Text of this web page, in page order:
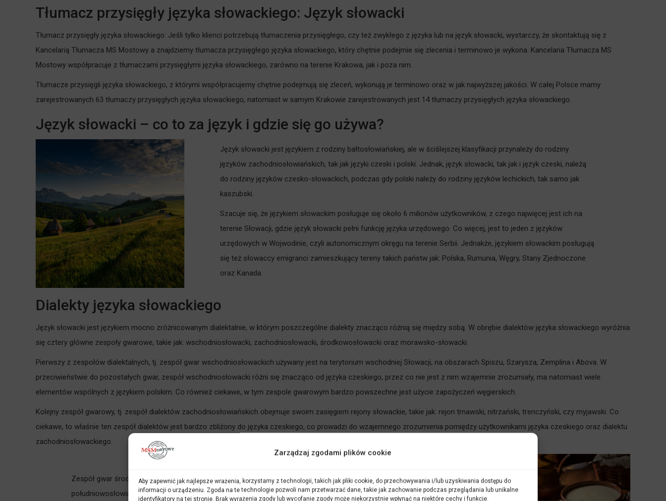
Zarządzaj zgodami plików cookie
Aby zapewnić jak najlepsze wrażenia, korzystamy z technologii, takich jak pliki cookie, do przechowywania i/lub uzyskiwania dostępu do
informacji o urządzeniu. Zgoda na te technologie pozwoli nam przetwarzać dane, takie jak zachowanie podczas przeglądania lub unikalne
identyfikatory na tej stronie. Brak wyrażenia zgody lub wycofanie zgody może niekorzystnie wpłynąć na niektóre cechy i funkcje.
Tłumacz przysięgły języka słowackiego: Język słowacki
Tłumacz przysięgły języka słowackiego: Jeśli tylko klienci potrzebują tłumaczenia przysięgłego, czy też zwykłego z języka lub na język słowacki, wystarczy, że skontaktują się z
Kancelarią Tłumacza MS Mostowy a znajdziemy tłumacza przysięgłego języka słowackiego, który chętnie podejmie się zlecenia i terminowo je wykona. Kancelaria Tłumacza MS
Mostowy współpracuje z tłumaczami przysięgłymi języka słowackiego, zarówno na terenie Krakowa, jak i poza nim.
Tłumacze przysięgli języka słowackiego, z którymi współpracujemy chętnie podejmują się zleceń, wykonują je terminowo oraz w jak najwyższej jakości. W całej Polsce mamy
zarejestrowanych 63 tłumaczy przysięgłych języka słowackiego, natomiast w samym Krakowie zarejestrowanych jest 14 tłumaczy przysięgłych języka słowackiego.
Język słowacki – co to za język i gdzie się go używa?
Język słowacki jest językiem z rodziny bałtosłowiańskiej, ale w ściślejszej klasyfikacji przynależy do rodziny
języków zachodniosłowiańskich, tak jak języki czeski i polski. Jednak, język słowacki, tak jak i język czeski, należą
do rodziny języków czesko-słowackich, podczas gdy polski należy do rodziny języków lechickich, tak samo jak
kaszubski.
Szacuje się, że językiem słowackim posługuje się około 6 milionów użytkowników, z czego najwięcej jest ich na
terenie Słowacji, gdzie język słowacki pełni funkcję języka urzędowego. Co więcej, jest to jeden z języków
urzędowych w Wojwodinie, czyli autonomicznym okręgu na terenie Serbii. Jednakże, językiem słowackim posługują
się też słowaccy emigranci zamieszkujący tereny takich państw jak: Polska, Rumunia, Węgry, Stany Zjednoczone
oraz Kanada.
Dialekty języka słowackiego
Język słowacki jest językiem mocno zróżnicowanym dialektalnie, w którym poszczególne dialekty znacząco różnią się między sobą. W obrębie dialektów języka słowackiego wyróżnia
się cztery główne zespoły gwarowe, takie jak: wschodniosłowacki, zachodniosłowacki, środkowosłowacki oraz morawsko-słowacki.
Pierwszy z zespołów dialektalnych, tj. zespół gwar wschodniosłowackich używany jest na terytorium wschodniej Słowacji, na obszarach Spiszu, Szarysza, Zemplina i Abova. W
przeciwieństwie do pozostałych gwar, zespół wschodniosłowacki różni się znacząco od języka czeskiego, przez co nie jest z nim wzajemnie zrozumiały, ma natomiast wiele
elementów wspólnych z językiem polskim. Co również ciekawe, w tym zespole gwarowym bardzo powszechne jest użycie zapożyczeń węgierskich.
Kolejny zespół gwarowy, tj. zespół dialektów zachodniosłowiańskich obejmuje swoim zasięgiem rejony słowackie, takie jak: rejon trnawski, nitrzański, trenczyński, czy myjawski. Co
ciekawe, to właśnie ten zespół dialektów jest bardzo zbliżony do języka czeskiego, co prowadzi do wzajemnego zrozumienia pomiędzy użytkownikami języka czeskiego oraz dialektu
zachodniosłowackiego.
Zespół gwar środkowosłowackich języka słowackiego cechuje podobieństwo do języków
południowosłowiańskich, zwłaszcza do języka słoweńskiego. Ten zespół dialektalny obejmuje użytkowników